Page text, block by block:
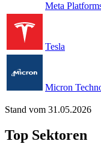
Meta
Tesla
Micron
Stand vom 31.05.2026
Top Sektoren